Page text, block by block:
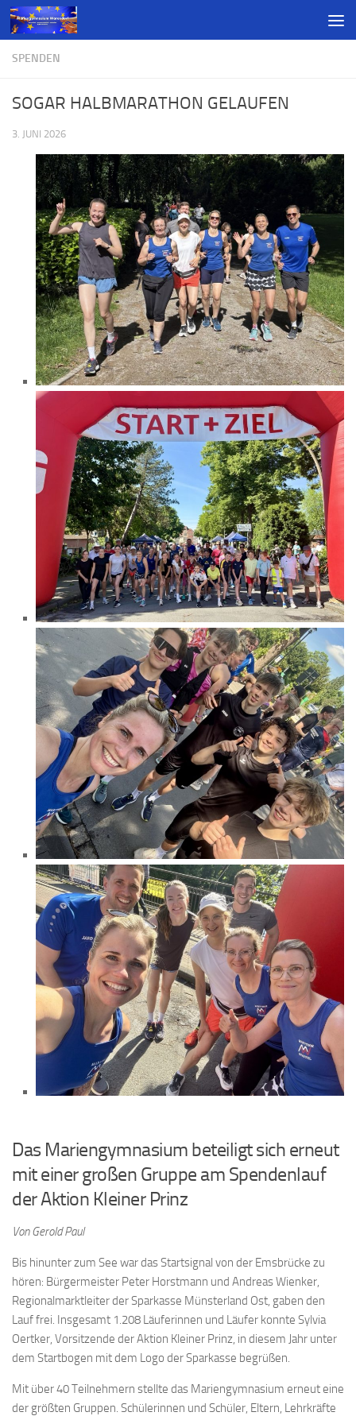
SPENDEN
SOGAR HALBMARATHON GELAUFEN
3. JUNI 2026
Das Mariengymnasium beteiligt sich erneut
mit einer großen Gruppe am Spendenlauf
der Aktion Kleiner Prinz
Von Gerold Paul
Bis hinunter zum See war das Startsignal von der Emsbrücke zu
hören: Bürgermeister Peter Horstmann und Andreas Wienker,
Regionalmarktleiter der Sparkasse Münsterland Ost, gaben den
Lauf frei. Insgesamt 1.208 Läuferinnen und Läufer konnte Sylvia
Oertker, Vorsitzende der Aktion Kleiner Prinz, in diesem Jahr unter
dem Startbogen mit dem Logo der Sparkasse begrüßen.
Mit über 40 Teilnehmern stellte das Mariengymnasium erneut eine
der größten Gruppen. Schülerinnen und Schüler, Eltern, Lehrkräfte